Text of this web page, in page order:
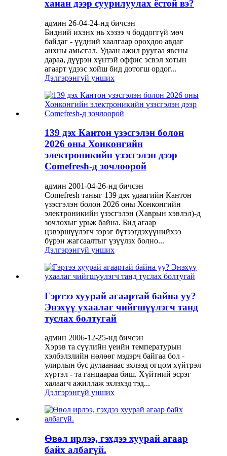
ханан дээр суурилуулах ёстой вэ?
админ 26-04-24-нд бичсэн
Бидний ихэнх нь хэзээ ч боддоггүй мөч
байдаг - үүдний хаалгаар орохдоо авдаг
анхны амьсгал. Удаан ажил руугаа явсны
дараа, дүүрэн хүнтэй оффис эсвэл хотын
агаарт үдээс хойш бид дотогш ордог...
Дэлгэрэнгүй унших
139 дэх Кантон үзэсгэлэн болон
2026 оны Хонконгийн
электроникийн үзэсгэлэн дээр
Comefresh-д зочлоорой
админ 2001-04-26-нд бичсэн
Comefresh таныг 139 дэх удаагийн Кантон
үзэсгэлэн болон 2026 оны Хонконгийн
электроникийн үзэсгэлэн (Хаврын хэвлэл)-д
зочлохыг урьж байна. Бид агаар
цэвэршүүлэгч зэрэг бүтээгдэхүүнийхээ
бүрэн жагсаалтыг үзүүлэх болно...
Дэлгэрэнгүй унших
Гэртээ хуурай агаартай байна уу?
Энэхүү ухаалаг чийгшүүлэгч танд
туслах болтугай
админ 2006-12-25-нд бичсэн
Хэрэв та сүүлийн үеийн температурын
хэлбэлзлийн нөлөөг мэдэрч байгаа бол -
улирлын бус дулаанаас эхлээд огцом хүйтрэл
хүртэл - та ганцаараа биш. Хүйтний эсрэг
халаагч ажиллаж эхлэхэд тэд...
Дэлгэрэнгүй унших
Өвөл ирлээ, гэхдээ хуурай агаар
байх албагүй.